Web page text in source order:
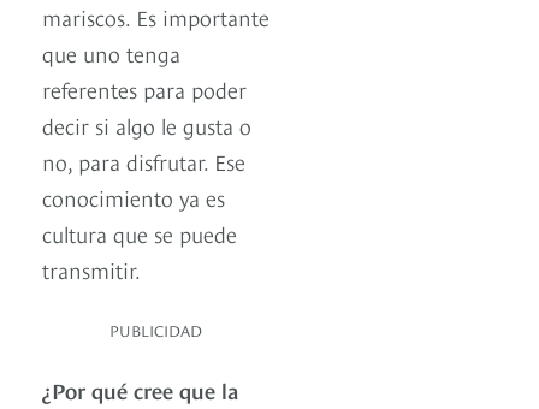
mariscos. Es importante
que uno tenga
referentes para poder
decir si algo le gusta o
no, para disfrutar. Ese
conocimiento ya es
cultura que se puede
transmitir.
PUBLICIDAD
¿Por qué cree que la